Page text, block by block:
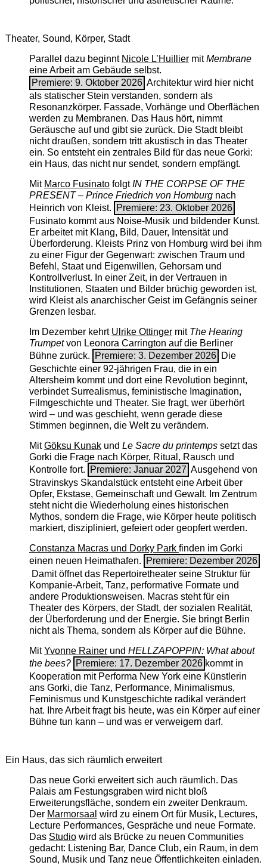
Theater, Sound, Körper, Stadt
Parallel dazu beginnt Nicole L’Huilliermit ­Membrane
eine Arbeit am Gebäude selbst.
Premiere: 9. Oktober 2026 Architektur wird hier nicht
als statischer Stein verstanden, sondern als
Resonanzkörper. Fassade, Vorhänge und Oberflächen
werden zu Membranen. Das Haus hört, nimmt
Geräusche auf und gibt sie zurück. Die Stadt bleibt
nicht draußen, sondern tritt akustisch in das Theater
ein. So entsteht ein zentrales Bild für das neue Gorki:
ein Haus, das nicht nur sendet, sondern empfängt.
Mit Marco FusinatofolgtIN THE CORPSE OF THE
PRESENT – Prince Friedrich von Homburgnach
Heinrich von Kleist.
Premiere: 23. Oktober 2026
Fusinato kommt aus Noise-Musik und bildender Kunst.
Er arbeitet mit Klang, Bild, Dauer, Intensität und
Überforderung. Kleists Prinz von Homburg wird bei ihm
zu einer Figur der Gegenwart: zwischen Traum und
Befehl, Staat und Eigenwillen, Gehorsam und
Kontrollverlust. In einer Zeit, in der Vertrauen in
Institutionen, Staaten und Bilder brüchig geworden ist,
wird Kleist als anarchischer Geist im Gefängnis seiner
Grenzen lesbar.
Im Dezember kehrt Ulrike Ottingermit The ­Hearing
Trumpetvon Leonora Carrington auf die Berliner
Bühne zurück.
Premiere: 3. Dezember 2026 Die
Geschichte einer 92-jährigen Frau, die in ein
Altersheim kommt und dort eine Revolution beginnt,
verbindet Surrealismus, feministische Imagination,
Filmgeschichte und Theater. Sie fragt, wer überhört
wird – und was geschieht, wenn gerade diese
Stimmen beginnen, die Welt zu verändern.
MitGöksu Kunakund Le Sacre du printempssetzt das
Gorki die Frage nach Körper, Ritual, Rausch und
Kontrolle fort.
Premiere: Januar 2027 Ausgehend von
Stravinskys Skandalstück entsteht eine Arbeit über
Opfer, Ekstase, Gemeinschaft und Gewalt. Im Zentrum
steht nicht die Wiederholung eines historischen
Mythos, sondern die Frage, wie Körper heute politisch
markiert, diszipliniert, gefeiert oder geopfert werden.
Constanza Macras und Dorky Park finden im Gorki
einen neuen Heimathafen.
Premiere: Dezember 2026
Damit öffnet das Repertoiretheater seine Struktur für
Kompanie-Arbeit, Tanz, performative Formate und
andere Produktionsweisen. Macras steht für ein
Theater des Körpers, der Stadt, der sozialen Realität,
der Überforderung und der Energie. Sie bringt Berlin
nicht als Thema, sondern als Körper auf die Bühne.
MitYvonne Rainerund HELLZAPOPPIN: What about
the bees? Premiere: 17. Dezember 2026 kommt in
Kooperation mit Performa New York eine Künstlerin
ans Gorki, die Tanz, Performance, Minimalismus,
Feminismus und Kunstgeschichte radikal verändert
hat. Ihre Arbeit fragt bis heute, was ein Körper auf einer
Bühne tun kann – und was er verweigern darf.
Ein Haus, das sich räumlich erweitert
Das neue Gorki erweitert sich auch räumlich. Das
Palais am Festungsgraben wird nicht bloß
Erweiterungsfläche, sondern ein zweiter Denkraum.
Der Marmorsaal wird zu einem Ort für Musik, Lectures,
Lecture Performances, Gespräche und neue Formate.
Das Studiowird als Brücke zu neuen Communities
gedacht: Listening Bar, Dance Club, ein Raum, in dem
Sound, Musik und Tanz neue Öffentlichkeiten einladen.